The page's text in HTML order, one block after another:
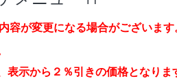
内容が変更になる場合がございます
表示から２％引きの価格となりま